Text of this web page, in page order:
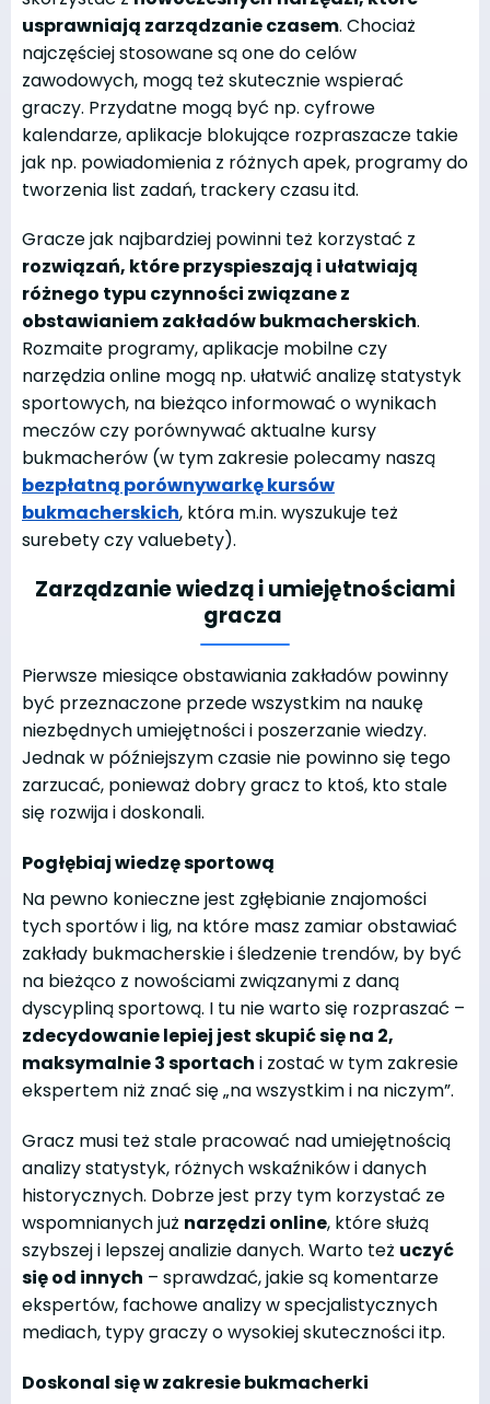
usprawniają zarządzanie czasem. Chociaż
najczęściej stosowane są one do celów
zawodowych, mogą też skutecznie wspierać
graczy. Przydatne mogą być np. cyfrowe
kalendarze, aplikacje blokujące rozpraszacze takie
jak np. powiadomienia z różnych apek, programy do
tworzenia list zadań, trackery czasu itd.
Gracze jak najbardziej powinni też korzystać z
rozwiązań, które przyspieszają i ułatwiają
różnego typu czynności związane z
obstawianiem zakładów bukmacherskich.
Rozmaite programy, aplikacje mobilne czy
narzędzia online mogą np. ułatwić analizę statystyk
sportowych, na bieżąco informować o wynikach
meczów czy porównywać aktualne kursy
bukmacherów (w tym zakresie polecamy naszą
bezpłatną porównywarkę kursów
bukmacherskich, która m.in. wyszukuje też
surebety czy valuebety).
Zarządzanie wiedzą i umiejętnościami
gracza
Pierwsze miesiące obstawiania zakładów powinny
być przeznaczone przede wszystkim na naukę
niezbędnych umiejętności i poszerzanie wiedzy.
Jednak w późniejszym czasie nie powinno się tego
zarzucać, ponieważ dobry gracz to ktoś, kto stale
się rozwija i doskonali.
Pogłębiaj wiedzę sportową
Na pewno konieczne jest zgłębianie znajomości
tych sportów i lig, na które masz zamiar obstawiać
zakłady bukmacherskie i śledzenie trendów, by być
na bieżąco z nowościami związanymi z daną
dyscypliną sportową. I tu nie warto się rozpraszać –
zdecydowanie lepiej jest skupić się na 2,
maksymalnie 3 sportach i zostać w tym zakresie
ekspertem niż znać się „na wszystkim i na niczym”.
Gracz musi też stale pracować nad umiejętnością
analizy statystyk, różnych wskaźników i danych
historycznych. Dobrze jest przy tym korzystać ze
wspomnianych już narzędzi online, które służą
szybszej i lepszej analizie danych. Warto też uczyć
się od innych – sprawdzać, jakie są komentarze
ekspertów, fachowe analizy w specjalistycznych
mediach, typy graczy o wysokiej skuteczności itp.
Doskonal się w zakresie bukmacherki